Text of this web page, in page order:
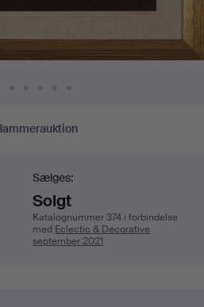
Sælges:
Solgt
Katalognummer 374 i forbindelse
med Eclectic & Decorative
september 2021